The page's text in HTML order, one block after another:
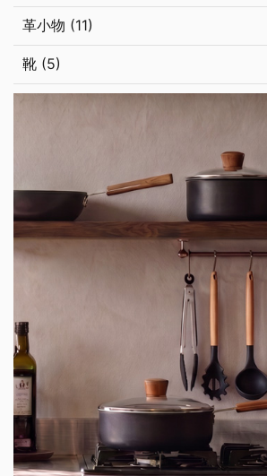
革小物 (11)
靴 (5)